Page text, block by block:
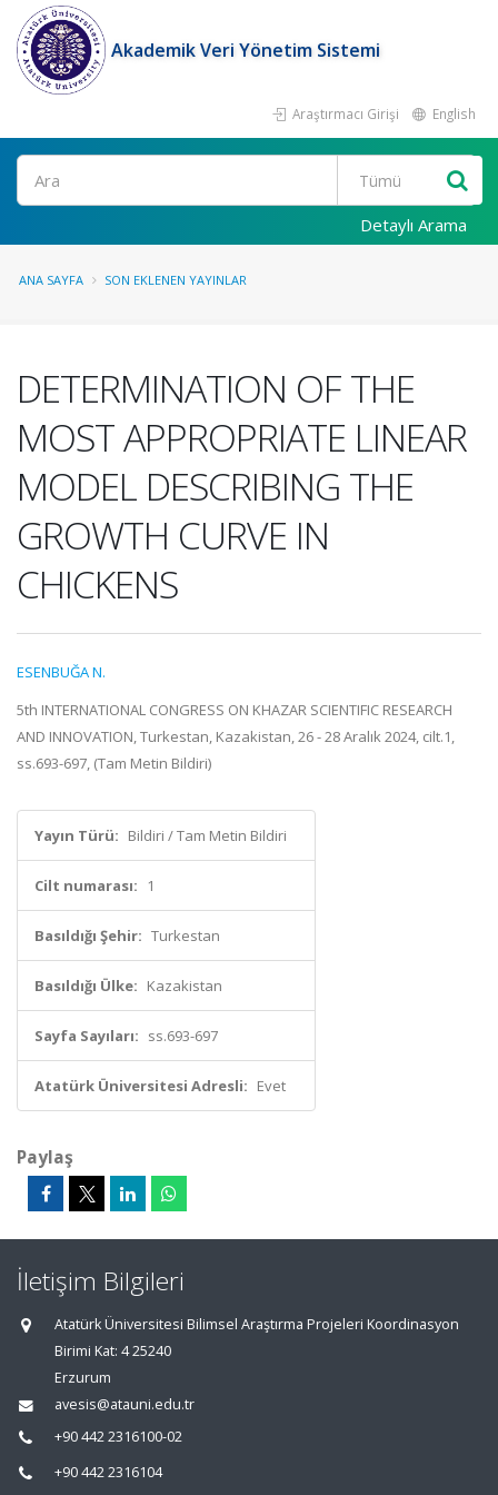
Akademik Veri Yönetim Sistemi
Araştırmacı Girişi English
Ara
Detaylı Arama
ANA SAYFA SON EKLENEN YAYINLAR
DETERMINATION OF THE
MOST APPROPRIATE LINEAR
MODEL DESCRIBING THE
GROWTH CURVE IN
CHICKENS
ESENBUĞA N.
5th INTERNATIONAL CONGRESS ON KHAZAR SCIENTIFIC RESEARCH
AND INNOVATION, Turkestan, Kazakistan, 26 - 28 Aralık 2024, cilt.1,
ss.693-697, (Tam Metin Bildiri)
Yayın Türü: Bildiri / Tam Metin Bildiri
Cilt numarası: 1
Basıldığı Şehir: Turkestan
Basıldığı Ülke: Kazakistan
Sayfa Sayıları: ss.693-697
Atatürk Üniversitesi Adresli: Evet
Paylaş
İletişim Bilgileri
Atatürk Üniversitesi Bilimsel Araştırma Projeleri Koordinasyon
Birimi Kat: 4 25240
Erzurum
avesis@atauni.edu.tr
+90 442 2316100-02
+90 442 2316104